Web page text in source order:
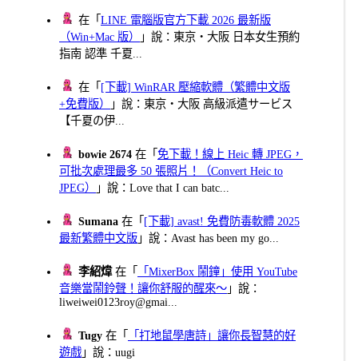
在「LINE 電腦版官方下載 2026 最新版
（Win+Mac 版）
」說：東京・大阪 日本女生預約
指南 認準 千夏...
在「 [下載] WinRAR 壓縮軟體（繁體中文版
+免費版）
」說：東京・大阪 高級派遣サービス
【千夏の伊...
bowie 2674 在「免下載！線上 Heic 轉 JPEG，
可批次處理最多 50 張照片！（Convert Heic to
JPEG）
」說：Love that I can batc...
Sumana 在「 [下載] avast! 免費防毒軟體 2025
最新繁體中文版 」說：Avast has been my go...
李紹煒在「
「MixerBox 鬧鐘」使用 YouTube
音樂當鬧鈴聲！讓你舒服的醒來～ 」說：
liweiwei0123roy@gmai...
Tugy 在「
「打地鼠學唐詩」讓你長智慧的好
遊戲 」說：uugi